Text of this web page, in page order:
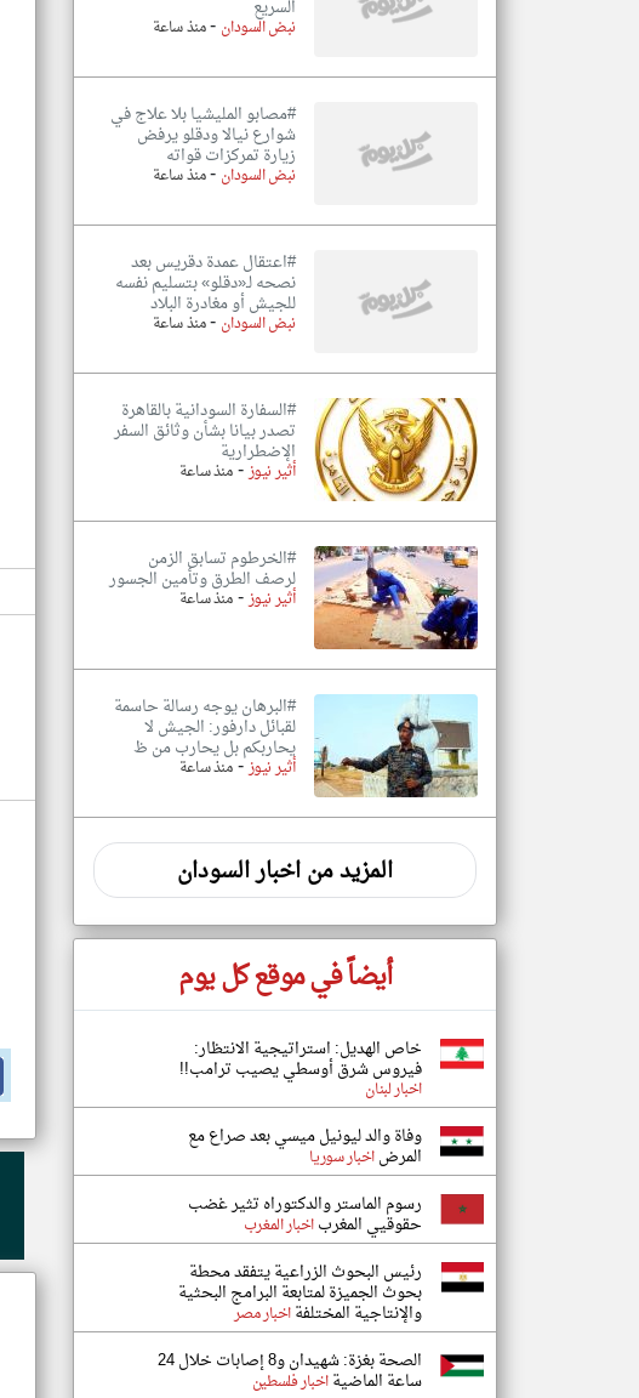
السريع
نبض السودان -منذ ساعة
#مصابو المليشيا بلا علاج في
شوارع نيالا ودقلو يرفض
زيارة تمركزات قواته
نبض السودان -منذ ساعة
#اعتقال عمدة دقريس بعد
نصحه لـ«دقلو» بتسليم نفسه
للجيش أو مغادرة البلاد
نبض السودان -منذ ساعة
#السفارة السودانية بالقاهرة
تصدر بيانا بشأن وثائق السفر
الإضطرارية
أثير نيوز-منذ ساعة
#الخرطوم تسابق الزمن
لرصف الطرق وتأمين الجسور
أثير نيوز-منذ ساعة
#البرهان يوجه رسالة حاسمة
لقبائل دارفور: الجيش لا
يحاربكم بل يحارب من ظ
أثير نيوز-منذ ساعة
المزيد من اخبار السودان
أيضاً في موقع كل يوم
خاص الهديل: استراتيجية الانتظار:
فيروس شرق أوسطي يصيب ترامب!!
اخبار لبنان
وفاة والد ليونيل ميسي بعد صراع مع
المرضاخبار سوريا
رسوم الماستر والدكتوراه تثير غضب
حقوقيي المغرباخبار المغرب
رئيس البحوث الزراعية يتفقد محطة
بحوث الجميزة لمتابعة البرامج البحثية
والإنتاجية المختلفةاخبار مصر
الصحة بغزة: شهيدان و8 إصابات خلال 24
ساعة الماضيةاخبار فلسطين